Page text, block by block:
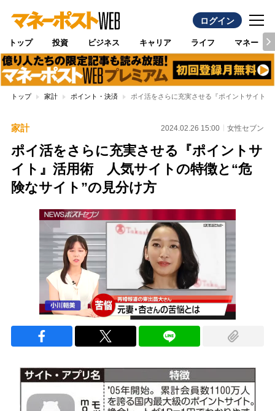
ログイン
トップ 投資 ビジネス キャリア ライフ マネー
トップ 家計 ポイント・決済 ポイ活をさらに充実させる『ポイントサイト
家計 2024.02.26 15:00 女性セブン
ポイ活をさらに充実させる『ポイントサ
イト』活用術 人気サイトの特徴と“危
険なサイト”の見分け方